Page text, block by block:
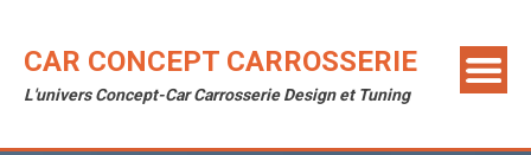
content
CAR CONCEPT CARROSSERIE
L'univers Concept-Car Carrosserie Design et Tuning